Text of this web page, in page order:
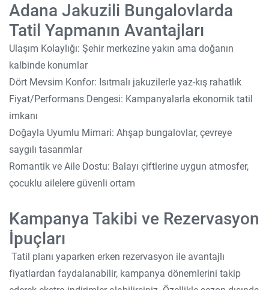
Adana Jakuzili Bungalovlarda
Tatil Yapmanın Avantajları
Ulaşım Kolaylığı: Şehir merkezine yakın ama doğanın
kalbinde konumlar
Dört Mevsim Konfor: Isıtmalı jakuzilerle yaz-kış rahatlık
Fiyat/Performans Dengesi: Kampanyalarla ekonomik tatil
imkanı
Doğayla Uyumlu Mimari: Ahşap bungalovlar, çevreye
saygılı tasarımlar
Romantik ve Aile Dostu: Balayı çiftlerine uygun atmosfer,
çocuklu ailelere güvenli ortam
Kampanya Takibi ve Rezervasyon
İpuçları
Tatil planı yaparken erken rezervasyon ile avantajlı
fiyatlardan faydalanabilir, kampanya dönemlerini takip